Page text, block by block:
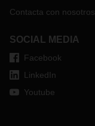
Contacta con nosotros
SOCIAL MEDIA
Facebook
LinkedIn
Youtube